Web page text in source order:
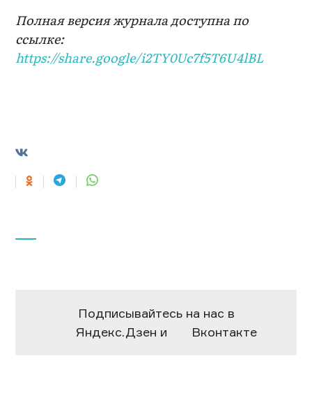
Полная версия журнала доступна по
ссылке:
https://share.google/i2TY0Uc7f5T6U4lBL
Подписывайтесь на нас в
Яндекс.Дзен и Вконтакте